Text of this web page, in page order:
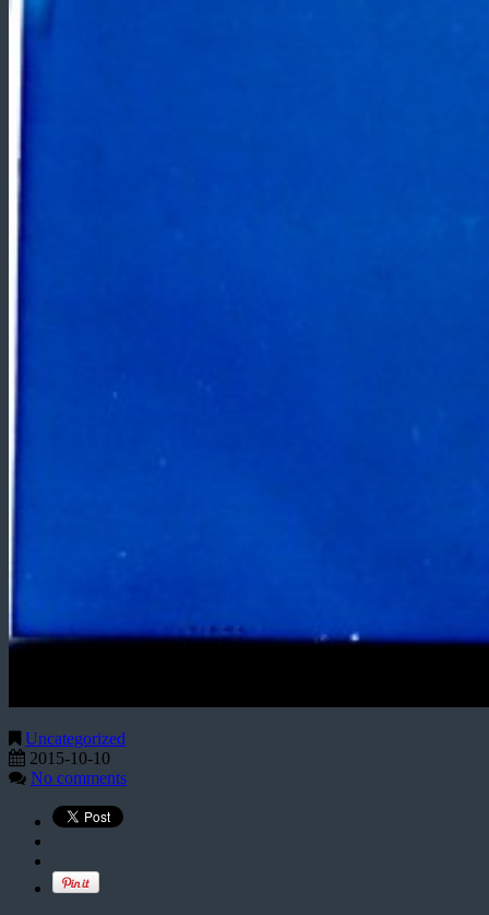
Uncategorized
2015-10-10
No comments